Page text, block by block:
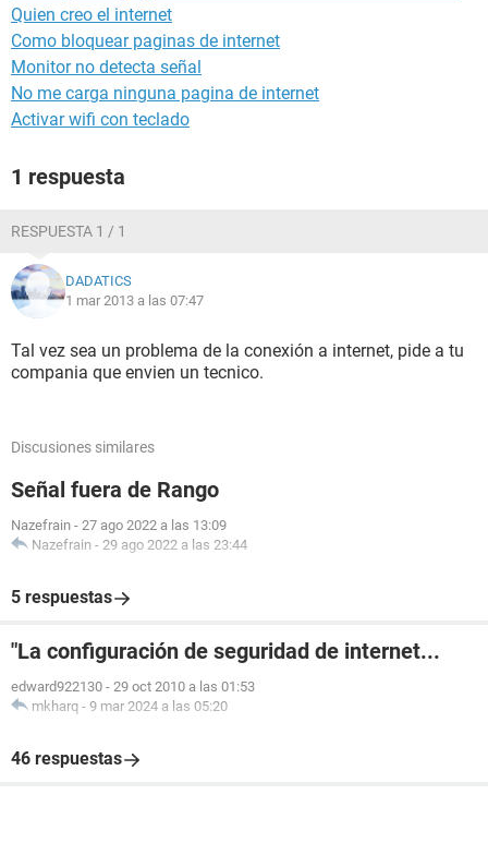
Quien creo el internet
Como bloquear paginas de internet
Monitor no detecta señal
No me carga ninguna pagina de internet
Activar wifi con teclado
1 respuesta
RESPUESTA 1 / 1
DADATICS
1 mar 2013 a las 07:47
Tal vez sea un problema de la conexión a internet, pide a tu
compania que envien un tecnico.
Discusiones similares
Señal fuera de Rango
Nazefrain - 27 ago 2022 a las 13:09
Nazefrain - 29 ago 2022 a las 23:44
5 respuestas
"La configuración de seguridad de internet...
edward922130 - 29 oct 2010 a las 01:53
mkharq - 9 mar 2024 a las 05:20
46 respuestas